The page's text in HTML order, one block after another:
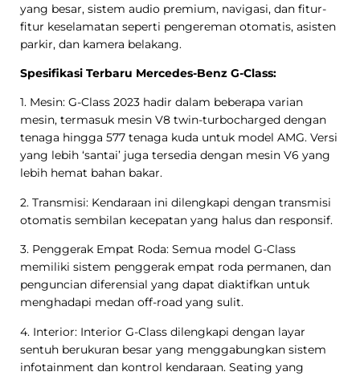
yang besar, sistem audio premium, navigasi, dan fitur-
fitur keselamatan seperti pengereman otomatis, asisten
parkir, dan kamera belakang.
Spesifikasi Terbaru Mercedes-Benz G-Class:
1. Mesin: G-Class 2023 hadir dalam beberapa varian
mesin, termasuk mesin V8 twin-turbocharged dengan
tenaga hingga 577 tenaga kuda untuk model AMG. Versi
yang lebih ‘santai’ juga tersedia dengan mesin V6 yang
lebih hemat bahan bakar.
2. Transmisi: Kendaraan ini dilengkapi dengan transmisi
otomatis sembilan kecepatan yang halus dan responsif.
3. Penggerak Empat Roda: Semua model G-Class
memiliki sistem penggerak empat roda permanen, dan
penguncian diferensial yang dapat diaktifkan untuk
menghadapi medan off-road yang sulit.
4. Interior: Interior G-Class dilengkapi dengan layar
sentuh berukuran besar yang menggabungkan sistem
infotainment dan kontrol kendaraan. Seating yang